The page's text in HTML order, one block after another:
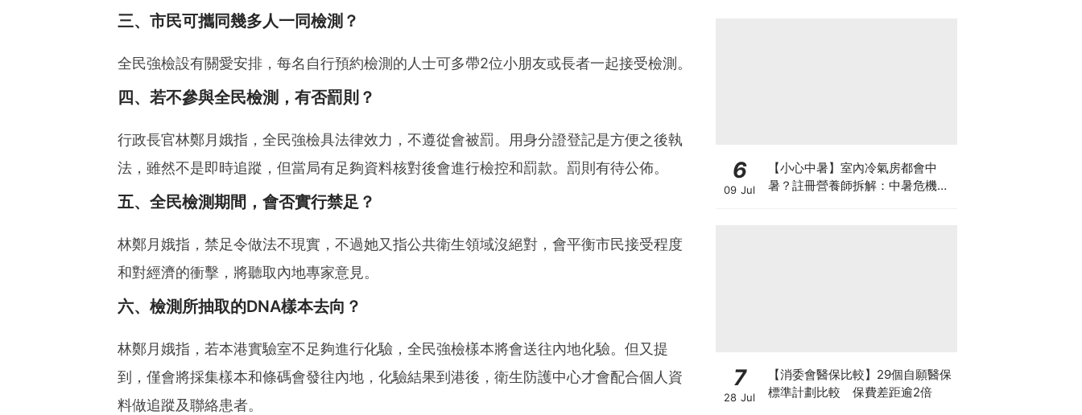
三、市民可攜同幾多人一同檢測？
全民強檢設有關愛安排，每名自行預約檢測的人士可多帶2位小朋友或長者一起接受檢測。
四、若不參與全民檢測，有否罰則？
行政長官林鄭月娥指，全民強檢具法律效力，不遵從會被罰。用身分證登記是方便之後執
法，雖然不是即時追蹤，但當局有足夠資料核對後會進行檢控和罰款。罰則有待公佈。
五、全民檢測期間，會否實行禁足？
林鄭月娥指，禁足令做法不現實，不過她又指公共衛生領域沒絕對，會平衡市民接受程度
和對經濟的衝擊，將聽取內地專家意見。
六、檢測所抽取的DNA樣本去向？
林鄭月娥指，若本港實驗室不足夠進行化驗，全民強檢樣本將會送往內地化驗。但又提
到，僅會將採集樣本和條碼會發往內地，化驗結果到港後，衛生防護中心才會配合個人資
料做追蹤及聯絡患者。
6
09 Jul
【小心中暑】室內冷氣房都會中
暑？註冊營養師拆解：中暑危機及
7
28 Jul
【消委會醫保比較】29個自願醫保
標準計劃比較 保費差距逾2倍